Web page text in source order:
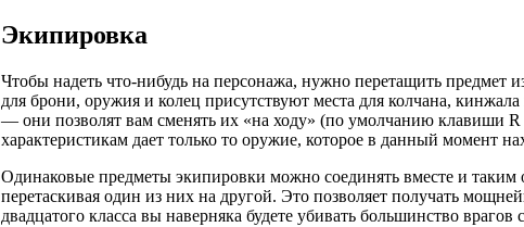
Экипировка
Чтобы надеть что-нибудь на персонажа, нужно перетащить предмет
для брони, оружия и колец присутствуют места для колчана,
— они позволят вам сменять их «на ходу» (по умолчанию клавиши
характеристикам дает только то оружие, которое в данный момент
Одинаковые предметы экипировки можно соединять вместе и таким
перетаскивая один из них на другой. Это позволяет получать
двадцатого класса вы наверняка будете убивать большинство врагов